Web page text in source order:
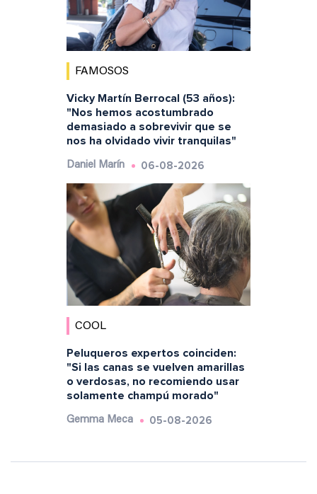
FAMOSOS
Vicky Martín Berrocal (53 años):
"Nos hemos acostumbrado
demasiado a sobrevivir que se
nos ha olvidado vivir tranquilas"
Daniel Marín 06-08-2026
COOL
Peluqueros expertos coinciden:
"Si las canas se vuelven amarillas
o verdosas, no recomiendo usar
solamente champú morado"
Gemma Meca 05-08-2026